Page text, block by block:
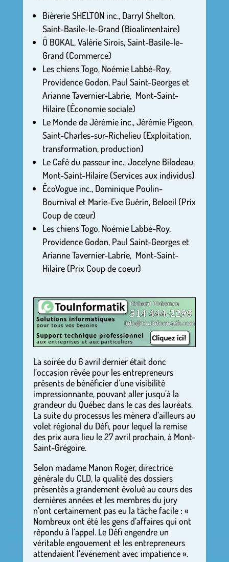
Bièrerie SHELTON inc., Darryl Shelton,
Saint-Basile-le-Grand (Bioalimentaire)
Ô BOKAL, Valérie Sirois, Saint-Basile-le-
Grand (Commerce)
Les chiens Togo, Noémie Labbé-Roy,
Providence Godon, Paul Saint-Georges et
Arianne Tavernier-Labrie, Mont-Saint-
Hilaire (Économie sociale)
Le Monde de Jérémie inc., Jérémie Pigeon,
Saint-Charles-sur-Richelieu (Exploitation,
transformation, production)
Le Café du passeur inc., Jocelyne Bilodeau,
Mont-Saint-Hilaire (Services aux individus)
ÉcoVogue inc., Dominique Poulin-
Bournival et Marie-Eve Guérin, Beloeil (Prix
Coup de cœur)
Les chiens Togo, Noémie Labbé-Roy,
Providence Godon, Paul Saint-Georges et
Arianne Tavernier-Labrie, Mont-Saint-
Hilaire (Prix Coup de coeur)
La soirée du 6 avril dernier était donc
l’occasion rêvée pour les entrepreneurs
présents de bénéficier d’une visibilité
impressionnante, pouvant aller jusqu’à la
grandeur du Québec dans le cas des lauréats.
La suite du processus les mènera d’ailleurs au
volet régional du Défi, pour lequel la remise
des prix aura lieu le 27 avril prochain, à Mont-
Saint-Grégoire.
Selon madame Manon Roger, directrice
générale du CLD, la qualité des dossiers
présentés a grandement évolué au cours des
dernières années et les membres du jury
n’ont certainement pas eu la tâche facile : «
Nombreux ont été les gens d’affaires qui ont
répondu à l’appel. Le Défi engendre un
véritable engouement et les entrepreneurs
attendaient l’événement avec impatience ».